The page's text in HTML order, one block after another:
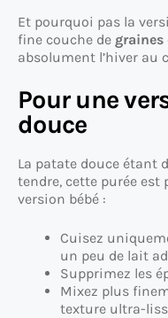
Et pourquoi pas la
fine couche de graines
absolument l’hiver au
Pour une
douce
La patate douce étant
tendre, cette purée est
version bébé :
Cuisez
un peu de lait
Supprimez les
Mixez plus
texture ultra-